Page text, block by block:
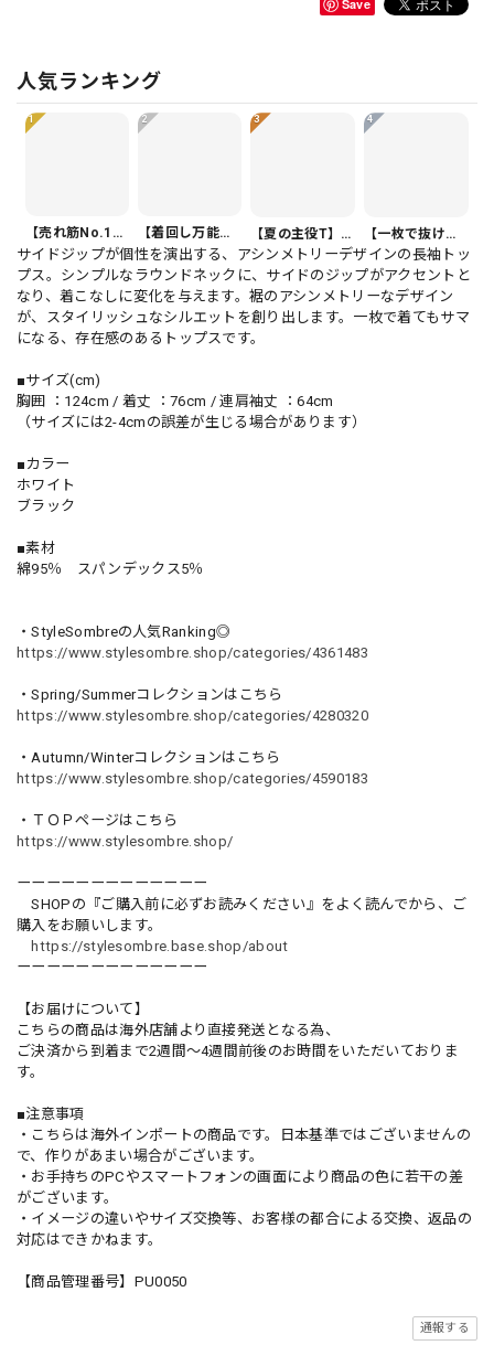
Save
人気ランキング
1
【売れ筋No.1】ボタンフロント バルーンシルエット ハーフ丈 パンツ 1color PT0407
2
【着回し万能】カジュアルクロップドパンツ PT0341
3
【夏の主役T】Vネック 半袖 アシンメトリー裾 ゆったり カットソー 1color T0508
4
【一枚で抜け感】オーバーサイズ 半袖 ドルマンスリーブ シャツ 1color PU0494
サイドジップが個性を演出する、アシンメトリーデザインの長袖トッ
プス。シンプルなラウンドネックに、サイドのジップがアクセントと
なり、着こなしに変化を与えます。裾のアシンメトリーなデザイン
が、スタイリッシュなシルエットを創り出します。一枚で着てもサマ
になる、存在感のあるトップスです。
■サイズ(cm)
胸囲 ：124cm / 着丈 ：76cm / 連肩袖丈 ：64cm
（サイズには2-4cmの誤差が生じる場合があります）
■カラー
ホワイト
ブラック
■素材
綿95％ スパンデックス5％
・StyleSombreの人気Ranking◎
https://www.stylesombre.shop/categories/4361483
・Spring/Summerコレクションはこちら
https://www.stylesombre.shop/categories/4280320
・Autumn/Winterコレクションはこちら
https://www.stylesombre.shop/categories/4590183
・ＴＯＰページはこちら
https://www.stylesombre.shop/
ーーーーーーーーーーーーー
SHOPの『ご購入前に必ずお読みください』をよく読んでから、ご
購入をお願いします。
https://stylesombre.base.shop/about
ーーーーーーーーーーーーー
【お届けについて】
こちらの商品は海外店舗より直接発送となる為、
ご決済から到着まで2週間〜4週間前後のお時間をいただいておりま
す。
■注意事項
・こちらは海外インポートの商品です。日本基準ではございませんの
で、作りがあまい場合がございます。
・お手持ちのPCやスマートフォンの画面により商品の色に若干の差
がございます。
・イメージの違いやサイズ交換等、お客様の都合による交換、返品の
対応はできかねます。
【商品管理番号】PU0050
通報する